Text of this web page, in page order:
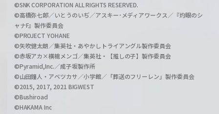
©SNK CORPORATION ALL RIGHTS RESERVED.
©高橋弥七郎／いとうのいぢ／アスキー･メディアワークス／『灼眼のシ
ャナF』製作委員会
©PROJECT YOHANE
©矢吹健太朗／集英社・あやかしトライアングル製作委員会
©赤坂アカ×横槍メンゴ／集英社・【推しの子】製作委員会
©Pyramid,Inc.／成子坂製作所
©山田鐘人・アベツカサ／小学館／「葬送のフリーレン」製作委員会
©2015, 2017, 2021 BIGWEST
©Bushiroad
©HAKAMA Inc